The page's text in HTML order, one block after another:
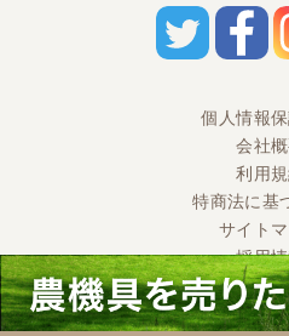
個人情報
会社
利用
特商法に基
サイト
採用
Ⓒ 2020 UMM CO., LTD.